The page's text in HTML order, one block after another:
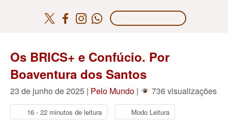
Os BRICS+ e Confúcio. Por
Boaventura dos Santos
23 de junho de 2025 | Pelo Mundo | 736 visualizações
16 - 22 minutos de leitura Modo Leitura